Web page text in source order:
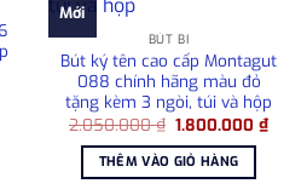
Mới
BÚT BI
Bút ký tên cao cấp Montagut
088 chính hãng màu đỏ
tặng kèm 3 ngòi, túi và hộp
2.050.000₫ Giá
là:
2.050.000 ₫.
1.800.000₫Giá
hiện
THÊM VÀO GIỎ HÀNG